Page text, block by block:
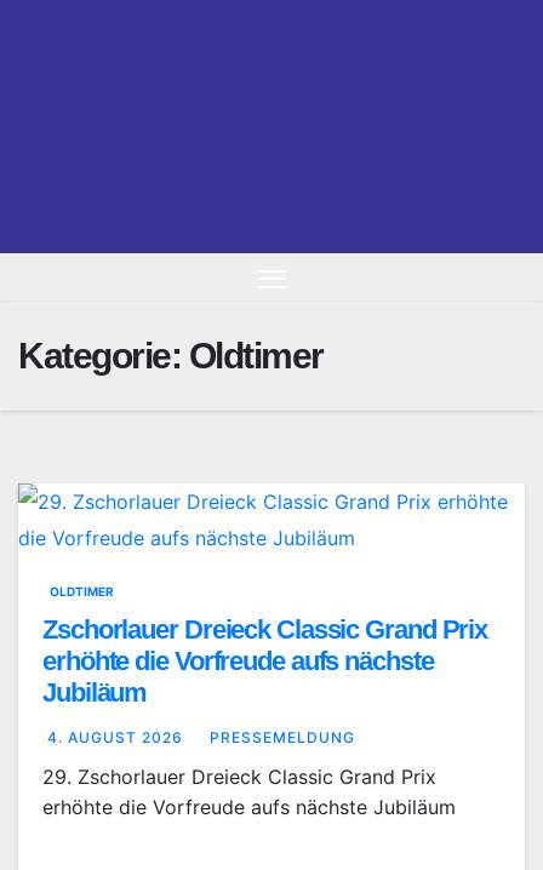
Kategorie: Oldtimer
OLDTIMER
Zschorlauer Dreieck Classic Grand Prix
erhöhte die Vorfreude aufs nächste
Jubiläum
4. AUGUST 2026 PRESSEMELDUNG
29. Zschorlauer Dreieck Classic Grand Prix
erhöhte die Vorfreude aufs nächste Jubiläum